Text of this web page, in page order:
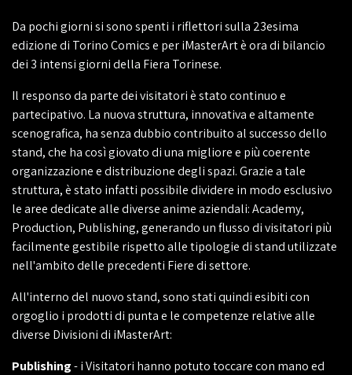
Da pochi giorni si sono spenti i riflettori sulla 23esima
edizione di Torino Comics e per iMasterArt è ora di bilancio
dei 3 intensi giorni della Fiera Torinese.
Il responso da parte dei visitatori è stato continuo e
partecipativo. La nuova struttura, innovativa e altamente
scenografica, ha senza dubbio contribuito al successo dello
stand, che ha così giovato di una migliore e più coerente
organizzazione e distribuzione degli spazi. Grazie a tale
struttura, è stato infatti possibile dividere in modo esclusivo
le aree dedicate alle diverse anime aziendali: Academy,
Production, Publishing, generando un flusso di visitatori più
facilmente gestibile rispetto alle tipologie di stand utilizzate
nell'ambito delle precedenti Fiere di settore.
All'interno del nuovo stand, sono stati quindi esibiti con
orgoglio i prodotti di punta e le competenze relative alle
diverse Divisioni di iMasterArt:
Publishing- i Visitatori hanno potuto toccare con mano ed